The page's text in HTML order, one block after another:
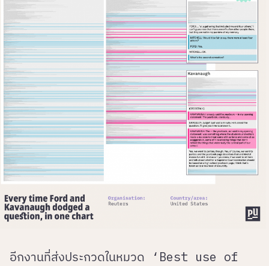
อีกงานที่ส่งประกวดในหมวด ‘Best use of